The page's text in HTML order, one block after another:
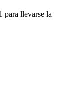
para llevarse la